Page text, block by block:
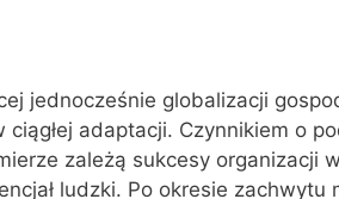
jednocześnie globalizacji
adaptacji. Czynnikiem o
zależą sukcesy organizacji w
ludzki. Po okresie zachwytu